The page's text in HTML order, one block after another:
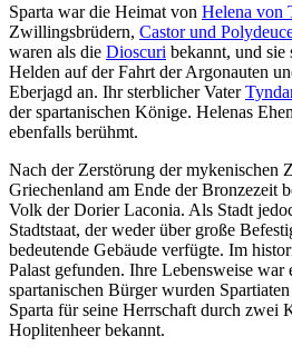
Sparta war die Heimat von Helena von
Zwillingsbrüdern, Castor und
waren als die Dioscuri bekannt, und sie
Helden auf der Fahrt der Argonauten
Eberjagd an. Ihr sterblicher Vater
der spartanischen Könige. Helenas
ebenfalls berühmt.
Nach der Zerstörung der mykenischen
Griechenland am Ende der Bronzezeit
Volk der Dorier Laconia. Als Stadt
Stadtstaat, der weder über große
bedeutende Gebäude verfügte. Im
Palast gefunden. Ihre Lebensweise
spartanischen Bürger wurden
Sparta für seine Herrschaft durch zwei
Hoplitenheer bekannt.